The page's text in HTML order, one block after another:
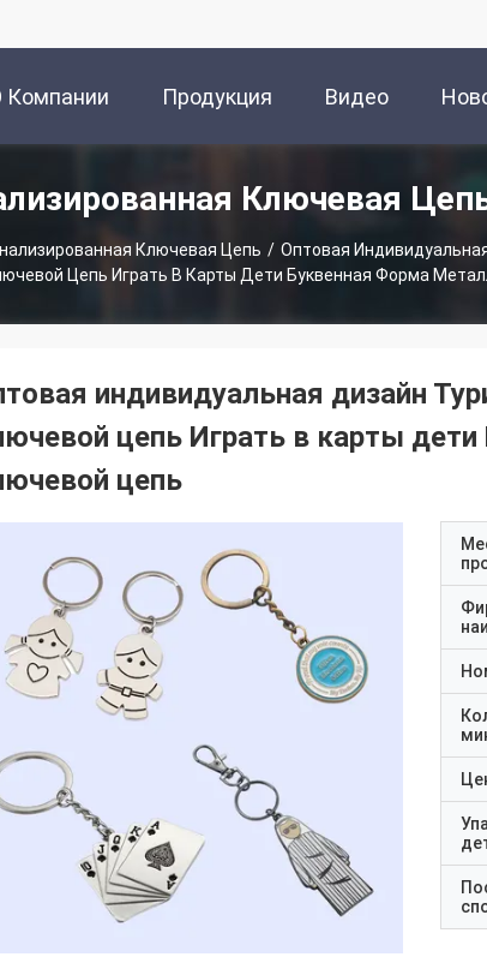
Компании Продукция Видео
Ключевая
Ключевая Цепь / Оптовая
Цепь Играть В Карты Дети Буквенная Форма
индивидуальная дизайн
цепь Играть в карты
цепь